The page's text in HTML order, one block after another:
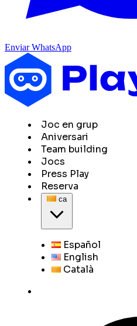
Enviar WhatsApp
Joc en grup
Aniversari
Team building
Jocs
Press Play
Reserva
ca
Español
English
Català